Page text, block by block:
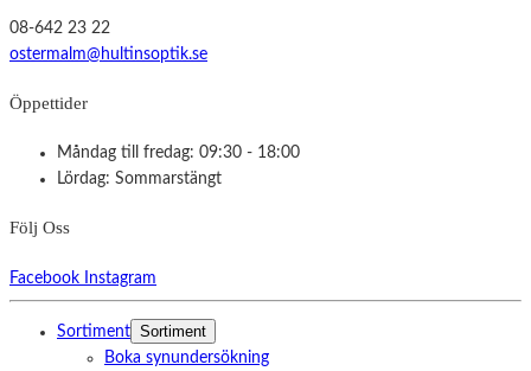
08-642 23 22
ostermalm@hultinsoptik.se
Öppettider
Måndag till fredag: 09:30 - 18:00
Lördag: Sommarstängt
Följ Oss
Facebook Instagram
Sortiment Sortiment
Boka synundersökning